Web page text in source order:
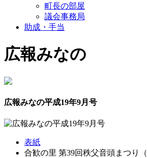
町長の部屋
議会事務局
助成・手当
広報みなの
広報みなの平成19年9月号
表紙
合歓の里 第39回秩父音頭まつり（